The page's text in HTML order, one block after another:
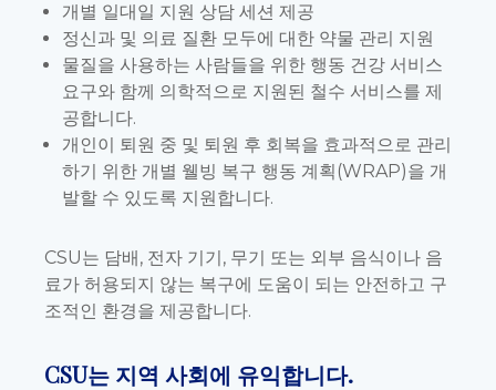
개별 일대일 지원 상담 세션 제공
정신과 및 의료 질환 모두에 대한 약물 관리 지원
물질을 사용하는 사람들을 위한 행동 건강 서비스
요구와 함께 의학적으로 지원된 철수 서비스를 제
공합니다.
개인이 퇴원 중 및 퇴원 후 회복을 효과적으로 관리
하기 위한 개별 웰빙 복구 행동 계획(WRAP)을 개
발할 수 있도록 지원합니다.
CSU는 담배, 전자 기기, 무기 또는 외부 음식이나 음
료가 허용되지 않는 복구에 도움이 되는 안전하고 구
조적인 환경을 제공합니다.
CSU는 지역 사회에 유익합니다.